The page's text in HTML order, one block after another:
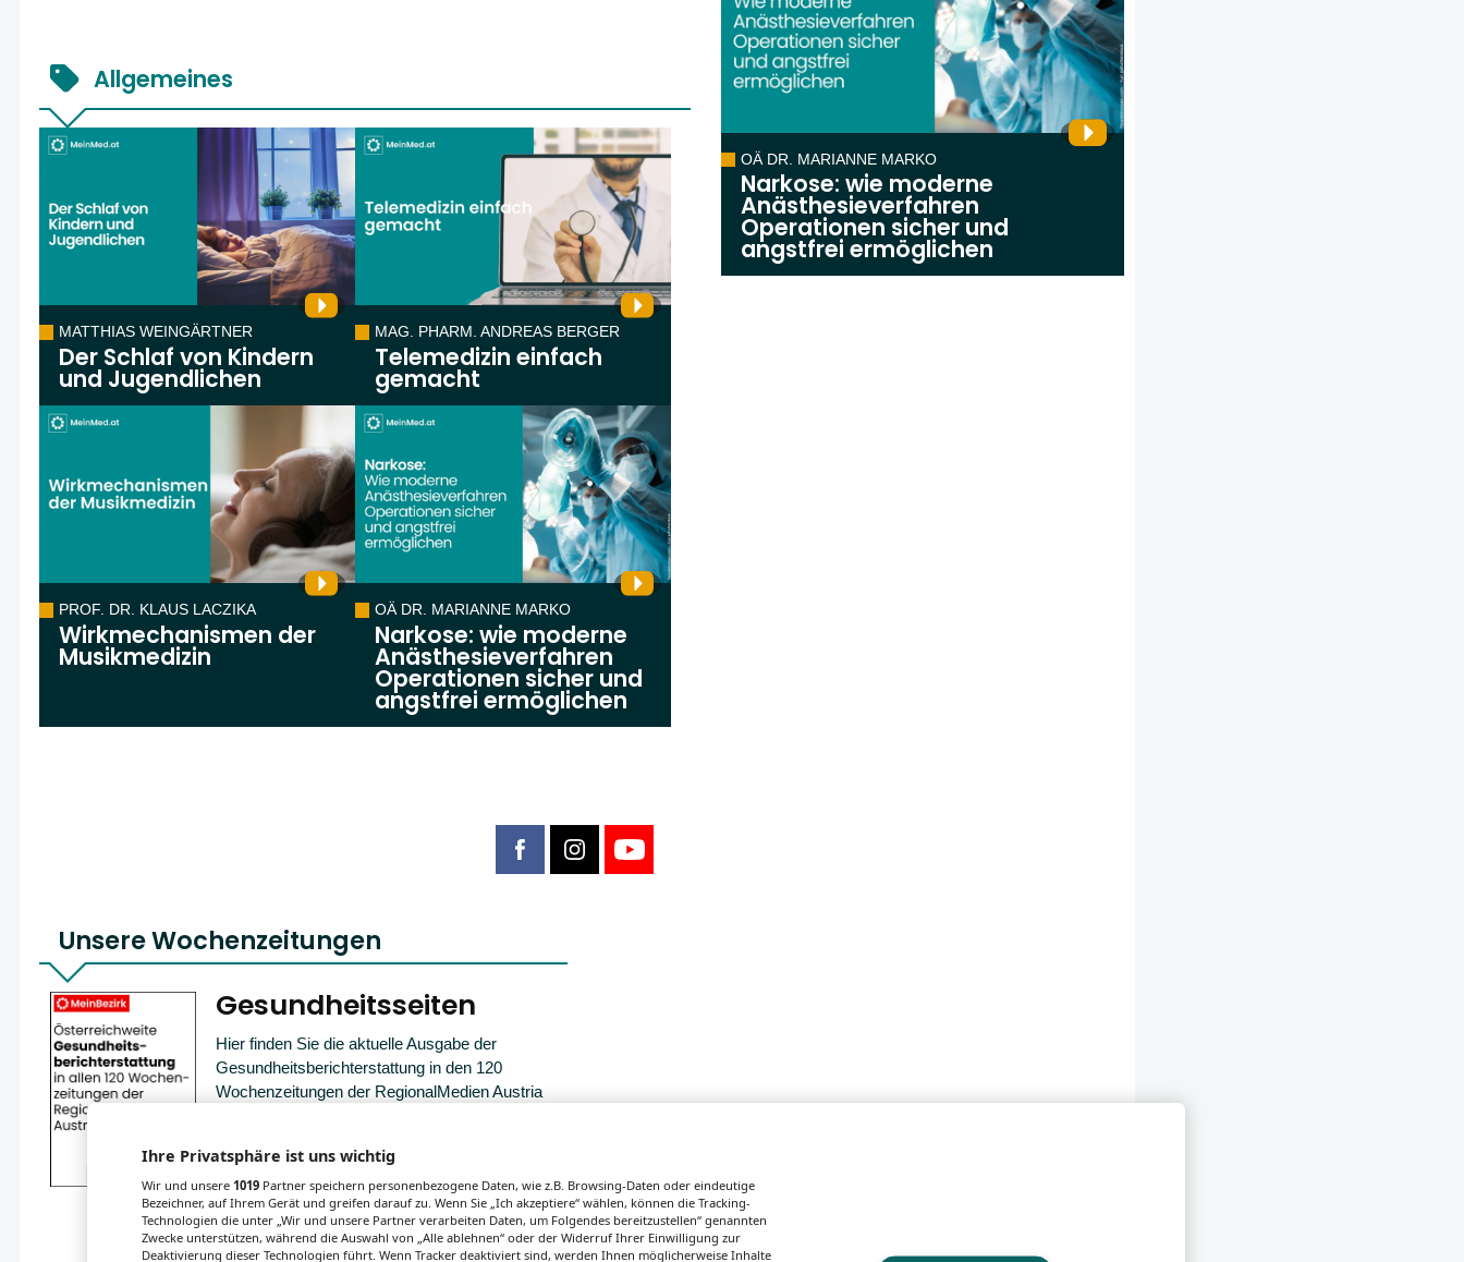
Allgemeines
MATTHIAS WEINGÄRTNER
Der Schlaf von Kindern
und Jugendlichen
MAG. PHARM. ANDREAS BERGER
Telemedizin einfach
gemacht
PROF. DR. KLAUS LACZIKA
Wirkmechanismen der
Musikmedizin
OÄ DR. MARIANNE MARKO
Narkose: wie moderne
Anästhesieverfahren
Operationen sicher und
angstfrei ermöglichen
OÄ DR. MARIANNE MARKO
Narkose: wie moderne
Anästhesieverfahren
Operationen sicher und
angstfrei ermöglichen
Unsere Wochenzeitungen
Gesundheitsseiten
Hier finden Sie die aktuelle Ausgabe der
Gesundheitsberichterstattung in den 120
Wochenzeitungen der RegionalMedien Austria
Ihre Privatsphäre ist uns wichtig
Wir und unsere 1019 Partner speichern personenbezogene Daten, wie z.B. Browsing-Daten oder eindeutige
Bezeichner, auf Ihrem Gerät und greifen darauf zu. Wenn Sie „Ich akzeptiere“ wählen, können die Tracking-
Technologien die unter „Wir und unsere Partner verarbeiten Daten, um Folgendes bereitzustellen“ genannten
Zwecke unterstützen, während die Auswahl von „Alle ablehnen“ oder der Widerruf Ihrer Einwilligung zur
Deaktivierung dieser Technologien führt. Wenn Tracker deaktiviert sind, werden Ihnen möglicherweise Inhalte